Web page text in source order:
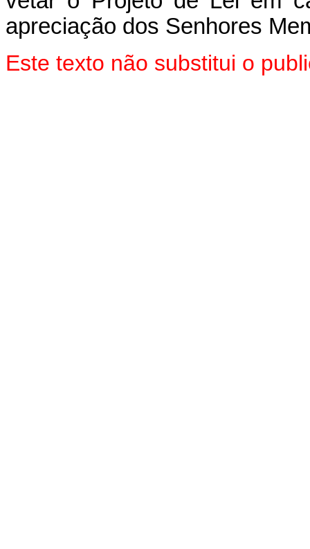
apreciação dos Senhores
Este texto não substitui o